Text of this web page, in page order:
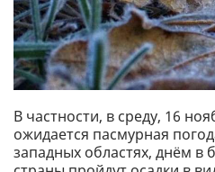
В частности, в среду, 16
ожидается пасмурная
западных областях, днём в